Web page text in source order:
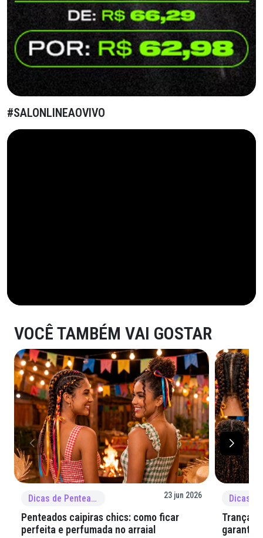
#SALONLINEAOVIVO
VOCÊ TAMBÉM VAI GOSTAR
Dicas de Penteado 23 jun 2026
Penteados caipiras chics: como ficar
perfeita e perfumada no arraial
Tranças
garantir